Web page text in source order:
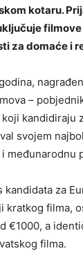
kotaru.
za domaće i
–
kandidiraju
svojem
međunarodnu
kandidata za
kratkog filma,
€1000, a
filma.